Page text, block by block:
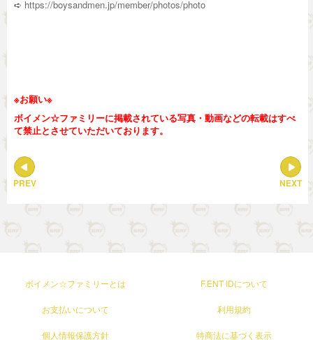
➪ https://boysandmen.jp/member/photos/photo
※お願い※
ボイメン☆ファミリーに掲載されている写真・動画などの転載はすべ
て禁止とさせていただいております。
NEXT
PREV
ボイメン☆ファミリーとは F.ENT IDについて
お支払いについて 利用規約
個人情報保護方針 特商法に基づく表示